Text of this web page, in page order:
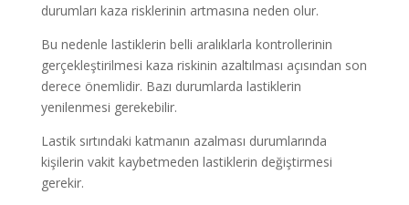
durumları kaza risklerinin artmasına neden olur.
Bu nedenle lastiklerin belli aralıklarla kontrollerinin
gerçekleştirilmesi kaza riskinin azaltılması açısından son
derece önemlidir. Bazı durumlarda lastiklerin
yenilenmesi gerekebilir.
Lastik sırtındaki katmanın azalması durumlarında
kişilerin vakit kaybetmeden lastiklerin değiştirmesi
gerekir.